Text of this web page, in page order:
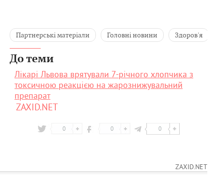
Партнерські матеріали Головні новини Здоров'я
До теми
Лікарі Львова врятували 7-річного хлопчика з
токсичною реакцією на жарознижувальний
препарат
ZAXID.NET
0 0 0
ZAXID.NET